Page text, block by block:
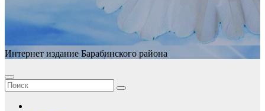
Интернет издание Барабинского района